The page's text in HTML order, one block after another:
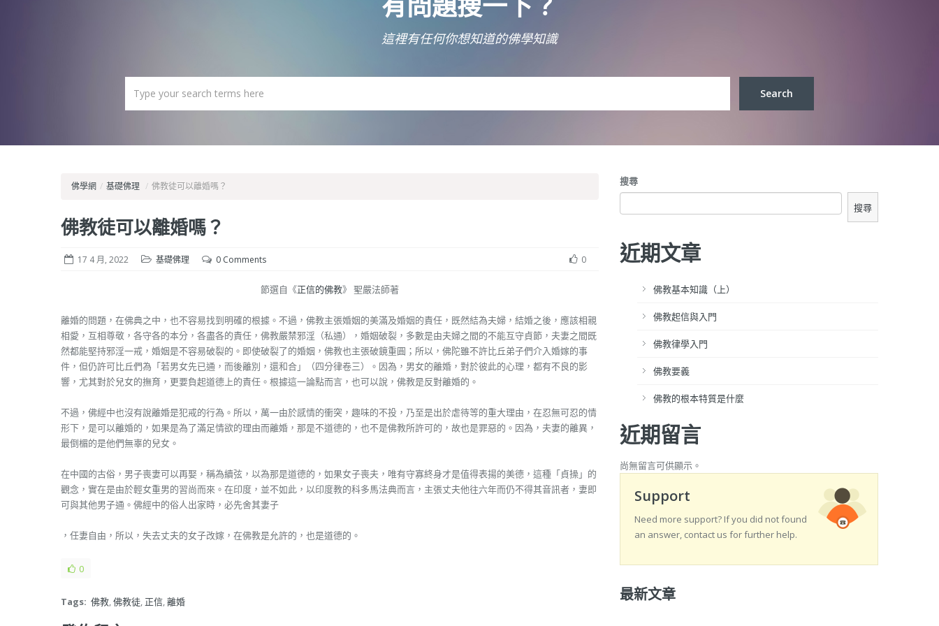
這裡有任何你想知道的佛學知識
佛學網 / 基礎佛理 / 佛教徒可以離婚嗎？
佛教徒可以離婚嗎？
17 4 月, 2022 基礎佛理 0 Comments 0
節選自《正信的佛教》 聖嚴法師著
離婚的問題，在佛典之中，也不容易找到明確的根據。不過，佛教主張婚姻的美滿及婚姻的責任，既然結為夫婦，結婚之後，應該相親
相愛，互相尊敬，各守各的本分，各盡各的責任，佛教嚴禁邪淫（私通），婚姻破裂，多數是由夫婦之間的不能互守貞節，夫妻之間既
然都能堅持邪淫一戒，婚姻是不容易破裂的。即使破裂了的婚姻，佛教也主張破鏡重圓；所以，佛陀雖不許比丘弟子們介入婚嫁的事
件，但仍許可比丘們為「若男女先已通，而後離別，還和合」（四分律卷三）。因為，男女的離婚，對於彼此的心理，都有不良的影
響，尤其對於兒女的撫育，更要負起道德上的責任。根據這一論點而言，也可以說，佛教是反對離婚的。
不過，佛經中也沒有說離婚是犯戒的行為。所以，萬一由於感情的衝突，趣味的不投，乃至是出於虐待等的重大理由，在忍無可忍的情
形下，是可以離婚的，如果是為了滿足情欲的理由而離婚，那是不道德的，也不是佛教所許可的，故也是罪惡的。因為，夫妻的離異，
最倒楣的是他們無辜的兒女。
在中國的古俗，男子喪妻可以再娶，稱為續弦，以為那是道德的，如果女子喪夫，唯有守寡終身才是值得表揚的美德，這種「貞操」的
觀念，實在是由於輕女重男的習尚而來。在印度，並不如此，以印度教的科多馬法典而言，主張丈夫他往六年而仍不得其音訊者，妻即
可與其他男子通。佛經中的俗人出家時，必先舍其妻子
，任妻自由，所以，失去丈夫的女子改嫁，在佛教是允許的，也是道德的。
0
Tags: 佛教,佛教徒, 正信,離婚
搜尋
搜尋
近期文章
佛教基本知識（上）
佛教起信與入門
佛教律學入門
佛教要義
佛教的根本特質是什麼
近期留言
尚無留言可供顯示。
Support
Need more support? If you did not found
an answer, contact us for further help.
最新文章